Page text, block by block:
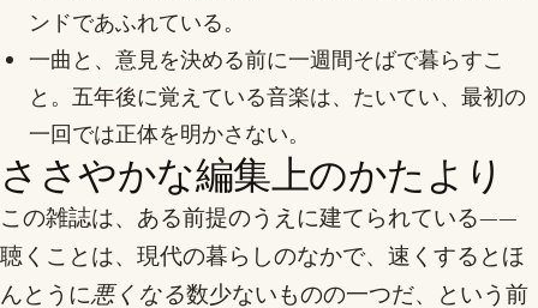
ンドであふれている。
一曲と、意見を決める前に一週間そばで暮らすこ
と。五年後に覚えている音楽は、たいてい、最初の
一回では正体を明かさない。
ささやかな編集上のかたより
この雑誌は、ある前提のうえに建てられている——
聴くことは、現代の暮らしのなかで、速くするとほ
んとうに悪くなる数少ないものの一つだ、という前